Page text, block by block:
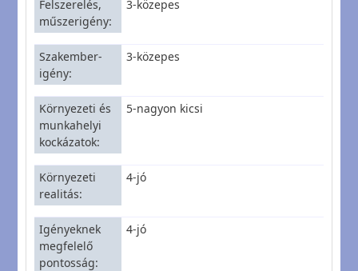
Felszerelés,
műszerigény
3-közepes
Szakember-
igény
3-közepes
Környezeti és
munkahelyi
kockázatok
5-nagyon kicsi
Környezeti
realitás
4-jó
Igényeknek
megfelelő
pontosság
4-jó